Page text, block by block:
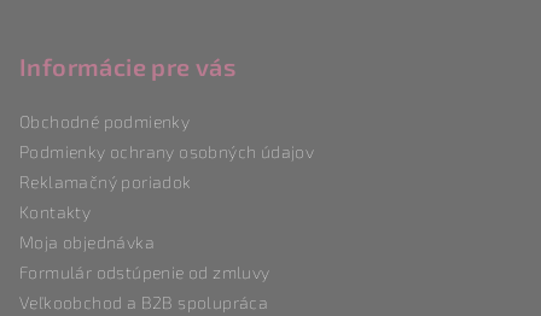
Informácie pre vás
Obchodné podmienky
Podmienky ochrany osobných údajov
Reklamačný poriadok
Kontakty
Moja objednávka
Formulár odstúpenie od zmluvy
Veľkoobchod a B2B spolupráca